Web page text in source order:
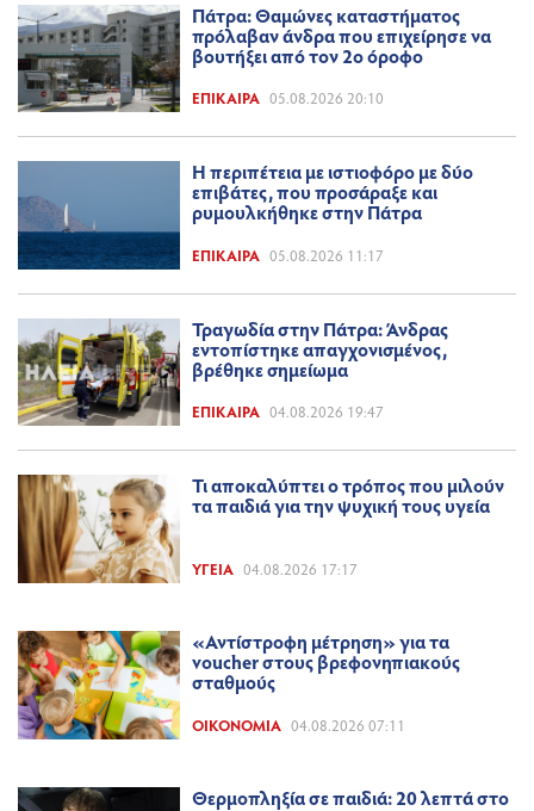
Πάτρα: Θαμώνες καταστήματος
πρόλαβαν άνδρα που επιχείρησε να
βουτήξει από τον 2ο όροφο
ΕΠΊΚΑΙΡΑ 05.08.2026 20:10
Η περιπέτεια με ιστιοφόρο με δύο
επιβάτες, που προσάραξε και
ρυμουλκήθηκε στην Πάτρα
ΕΠΊΚΑΙΡΑ 05.08.2026 11:17
Τραγωδία στην Πάτρα: Άνδρας
εντοπίστηκε απαγχονισμένος,
βρέθηκε σημείωμα
ΕΠΊΚΑΙΡΑ 04.08.2026 19:47
Τι αποκαλύπτει ο τρόπος που μιλούν
τα παιδιά για την ψυχική τους υγεία
ΥΓΕΊΑ 04.08.2026 17:17
«Αντίστροφη μέτρηση» για τα
voucher στους βρεφονηπιακούς
σταθμούς
ΟΙΚΟΝΟΜΊΑ 04.08.2026 07:11
Θερμοπληξία σε παιδιά: 20 λεπτά στο